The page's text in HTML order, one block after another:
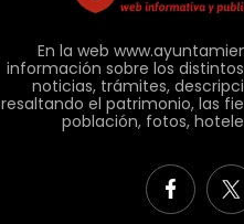
En la web
información sobre los
noticias, trámites,
resaltando el patrimonio, las
población, fotos,